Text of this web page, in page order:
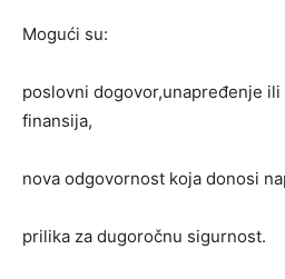
Mogući su:
poslovni dogovor,unapređenje
finansija,
nova odgovornost koja donosi
prilika za dugoročnu sigurnost.